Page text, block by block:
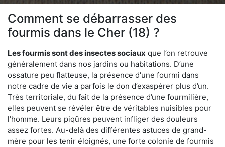
Comment se débarrasser des
fourmis dans le Cher (18) ?
Les fourmis sont des insectes sociaux que l’on retrouve
généralement dans nos jardins ou habitations. D’une
ossature peu flatteuse, la présence d'une fourmi dans
notre cadre de vie a parfois le don d’exaspérer plus d’un.
Très territoriale, du fait de la présence d’une fourmilière,
elles peuvent se révéler être de véritables nuisibles pour
l’homme. Leurs piqûres peuvent infliger des douleurs
assez fortes. Au-delà des différentes astuces de grand-
mère pour les tenir éloignés, une forte colonie de fourmis